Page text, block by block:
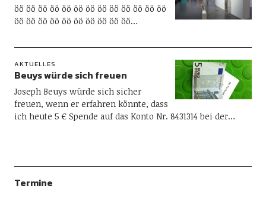
öö öö öö öö öö öö öö öö öö öö öö öö öö
öö öö öö öö öö öö öö öö öö öö…
AKTUELLES
Beuys würde sich freuen
Joseph Beuys würde sich sicher
freuen, wenn er erfahren könnte, dass
ich heute 5 € Spende auf das Konto Nr. 8431314 bei der…
Termine